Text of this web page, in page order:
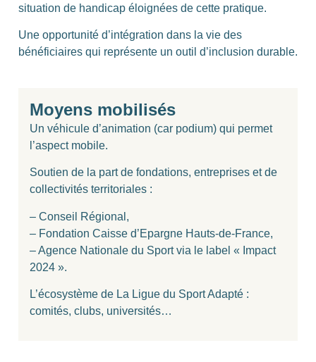
situation de handicap éloignées de cette pratique.
Une opportunité d’intégration dans la vie des
bénéficiaires qui représente un outil d’inclusion durable.
Moyens mobilisés
Un véhicule d’animation (car podium) qui permet
l’aspect mobile.
Soutien de la part de fondations, entreprises et de
collectivités territoriales :
– Conseil Régional,
– Fondation Caisse d’Epargne Hauts-de-France,
– Agence Nationale du Sport via le label « Impact
2024 ».
L’écosystème de La Ligue du Sport Adapté :
comités, clubs, universités…